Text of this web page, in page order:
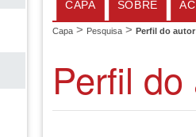
CAPA SOBRE
Capa > Pesquisa > Perfil do autor
Perfil